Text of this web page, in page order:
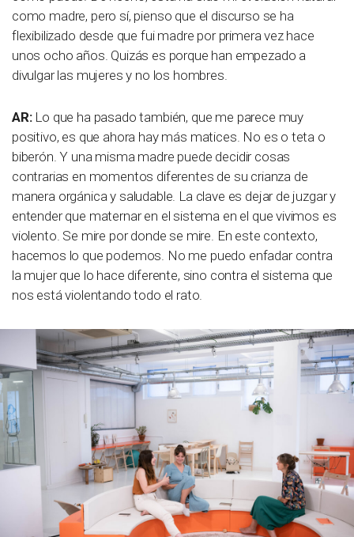
como madre, pero sí, pienso que el discurso se ha
flexibilizado desde que fui madre por primera vez hace
unos ocho años. Quizás es porque han empezado a
divulgar las mujeres y no los hombres.
AR:Lo que ha pasado también, que me parece muy
positivo, es que ahora hay más matices. No es o teta o
biberón. Y una misma madre puede decidir cosas
contrarias en momentos diferentes de su crianza de
manera orgánica y saludable. La clave es dejar de juzgar y
entender que maternar en el sistema en el que vivimos es
violento. Se mire por donde se mire. En este contexto,
hacemos lo que podemos. No me puedo enfadar contra
la mujer que lo hace diferente, sino contra el sistema que
nos está violentando todo el rato.